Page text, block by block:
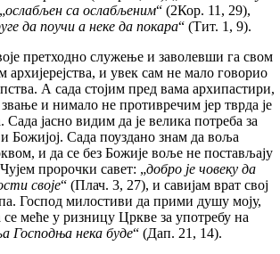
ослабљен са ослабљеним“ (2Кор. 11, 29),
да поучи а неке да покара“ (Тит. 1, 9).
претходно служење и заволевши га свом
и увек сам не мало говорио
А сада стојим пред вама архипастири,
и нимало не противречим јер тврда је
Сада јасно видим да је велика потреба за
Божијој. Сада поуздано знам да воља
и да се без Божије воље не постављају
пророчки савет: „добро је човеку да
своје“ (Плач. 3, 27), и савијам врат свој
Господ милостиви да прими душу моју,
се меће у ризницу Цркве за употребу на
Господња нека буде“ (Дап. 21, 14).